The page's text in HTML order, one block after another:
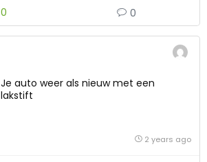
0 0
Je auto weer als nieuw met een
lakstift
2 years ago